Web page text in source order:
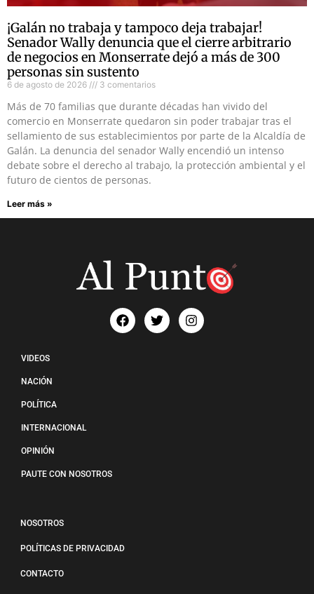
¡Galán no trabaja y tampoco deja trabajar!
Senador Wally denuncia que el cierre arbitrario
de negocios en Monserrate dejó a más de 300
personas sin sustento
6 de agosto de 2026 3 comentarios
Más de 70 familias que durante décadas han vivido del
comercio en Monserrate quedaron sin poder trabajar tras el
sellamiento de sus establecimientos por parte de la Alcaldía de
Galán. La denuncia del senador Wally encendió un intenso
debate sobre el derecho al trabajo, la protección ambiental y el
futuro de cientos de personas.
Leer más »
VIDEOS
NACIÓN
POLÍTICA
INTERNACIONAL
OPINIÓN
PAUTE CON NOSOTROS
NOSOTROS
POLÍTICAS DE PRIVACIDAD
CONTACTO